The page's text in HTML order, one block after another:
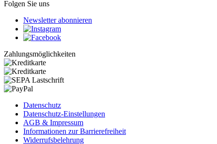
Folgen Sie uns
Newsletter abonnieren
Zahlungsmöglichkeiten
Datenschutz
Datenschutz-Einstellungen
AGB & Impressum
Informationen zur Barrierefreiheit
Widerrufsbelehrung